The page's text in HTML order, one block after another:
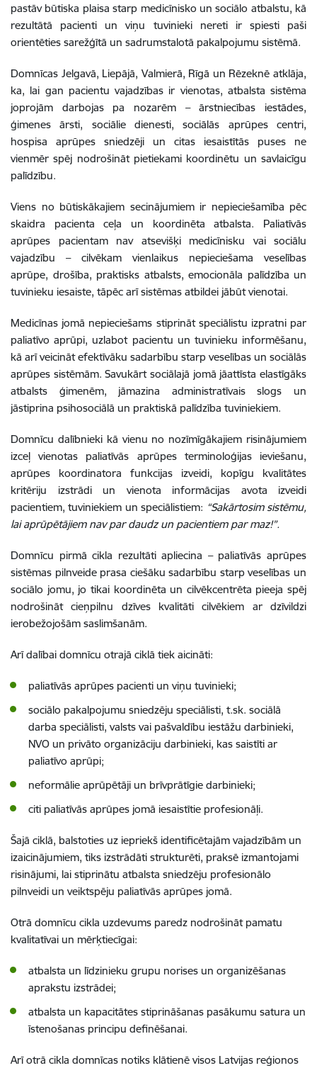
pastāv būtiska plaisa starp medicīnisko un sociālo atbalstu, kā
rezultātā pacienti un viņu tuvinieki nereti ir spiesti paši
orientēties sarežģītā un sadrumstalotā pakalpojumu sistēmā.
Domnīcas Jelgavā, Liepājā, Valmierā, Rīgā un Rēzeknē atklāja,
ka, lai gan pacientu vajadzības ir vienotas, atbalsta sistēma
joprojām darbojas pa nozarēm – ārstniecības iestādes,
ģimenes ārsti, sociālie dienesti, sociālās aprūpes centri,
hospisa aprūpes sniedzēji un citas iesaistītās puses ne
vienmēr spēj nodrošināt pietiekami koordinētu un savlaicīgu
palīdzību.
Viens no būtiskākajiem secinājumiem ir nepieciešamība pēc
skaidra pacienta ceļa un koordinēta atbalsta. Paliatīvās
aprūpes pacientam nav atsevišķi medicīnisku vai sociālu
vajadzību – cilvēkam vienlaikus nepieciešama veselības
aprūpe, drošība, praktisks atbalsts, emocionāla palīdzība un
tuvinieku iesaiste, tāpēc arī sistēmas atbildei jābūt vienotai.
Medicīnas jomā nepieciešams stiprināt speciālistu izpratni par
paliatīvo aprūpi, uzlabot pacientu un tuvinieku informēšanu,
kā arī veicināt efektīvāku sadarbību starp veselības un sociālās
aprūpes sistēmām. Savukārt sociālajā jomā jāattīsta elastīgāks
atbalsts ģimenēm, jāmazina administratīvais slogs un
jāstiprina psihosociālā un praktiskā palīdzība tuviniekiem.
Domnīcu dalībnieki kā vienu no nozīmīgākajiem risinājumiem
izceļ vienotas paliatīvās aprūpes terminoloģijas ieviešanu,
aprūpes koordinatora funkcijas izveidi, kopīgu kvalitātes
kritēriju izstrādi un vienota informācijas avota izveidi
pacientiem, tuviniekiem un speciālistiem: “Sakārtosim sistēmu,
lai aprūpētājiem nav par daudz un pacientiem par maz!”.
Domnīcu pirmā cikla rezultāti apliecina – paliatīvās aprūpes
sistēmas pilnveide prasa ciešāku sadarbību starp veselības un
sociālo jomu, jo tikai koordinēta un cilvēkcentrēta pieeja spēj
nodrošināt cieņpilnu dzīves kvalitāti cilvēkiem ar dzīvildzi
ierobežojošām saslimšanām.
Arī dalībai domnīcu otrajā ciklā tiek aicināti:
paliatīvās aprūpes pacienti un viņu tuvinieki;
sociālo pakalpojumu sniedzēju speciālisti, t.sk. sociālā
darba speciālisti, valsts vai pašvaldību iestāžu darbinieki,
NVO un privāto organizāciju darbinieki, kas saistīti ar
paliatīvo aprūpi;
neformālie aprūpētāji un brīvprātīgie darbinieki;
citi paliatīvās aprūpes jomā iesaistītie profesionāļi.
Šajā ciklā, balstoties uz iepriekš identificētajām vajadzībām un
izaicinājumiem, tiks izstrādāti strukturēti, praksē izmantojami
risinājumi, lai stiprinātu atbalsta sniedzēju profesionālo
pilnveidi un veiktspēju paliatīvās aprūpes jomā.
Otrā domnīcu cikla uzdevums paredz nodrošināt pamatu
kvalitatīvai un mērķtiecīgai:
atbalsta un līdzinieku grupu norises un organizēšanas
aprakstu izstrādei;
atbalsta un kapacitātes stiprināšanas pasākumu satura un
īstenošanas principu definēšanai.
Arī otrā cikla domnīcas notiks klātienē visos Latvijas reģionos